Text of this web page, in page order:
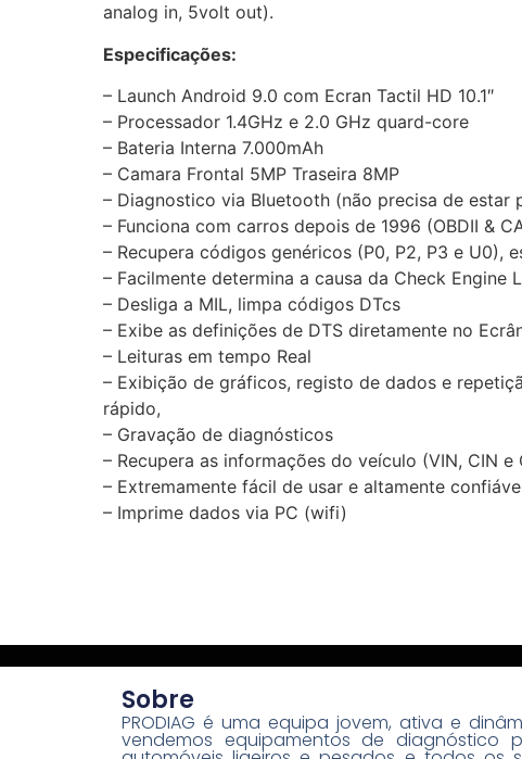
analog in, 5volt out).
Especificações:
– Launch Android 9.0 com Ecran Tactil HD 10.1″
– Processador 1.4GHz e 2.0 GHz quard-core
– Bateria Interna 7.000mAh
– Camara Frontal 5MP Traseira 8MP
– Diagnostico via Bluetooth (não precisa de estar
– Funciona com carros depois de 1996 (OBDII &
– Recupera códigos genéricos (P0, P2, P3 e U0),
– Facilmente determina a causa da Check Engine
– Desliga a MIL, limpa códigos DTcs
– Exibe as definições de DTS diretamente no
– Leituras em tempo Real
– Exibição de gráficos, registo de dados e
rápido,
– Gravação de diagnósticos
– Recupera as informações do veículo (VIN, CIN e
– Extremamente fácil de usar e altamente
– Imprime dados via PC (wifi)
Sobre
PRODIAG é uma equipa jovem, ativa e
vendemos equipamentos de diagnóstico